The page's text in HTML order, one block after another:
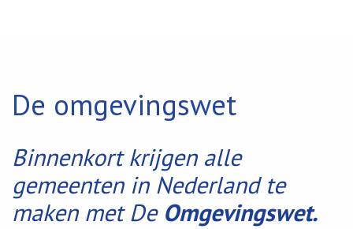
De omgevingswet
Binnenkort krijgen alle
gemeenten in Nederland te
maken met De Omgevingswet.